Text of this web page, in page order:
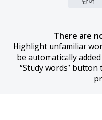
There are
Highlight unfamiliar
be automatically
“Study words”